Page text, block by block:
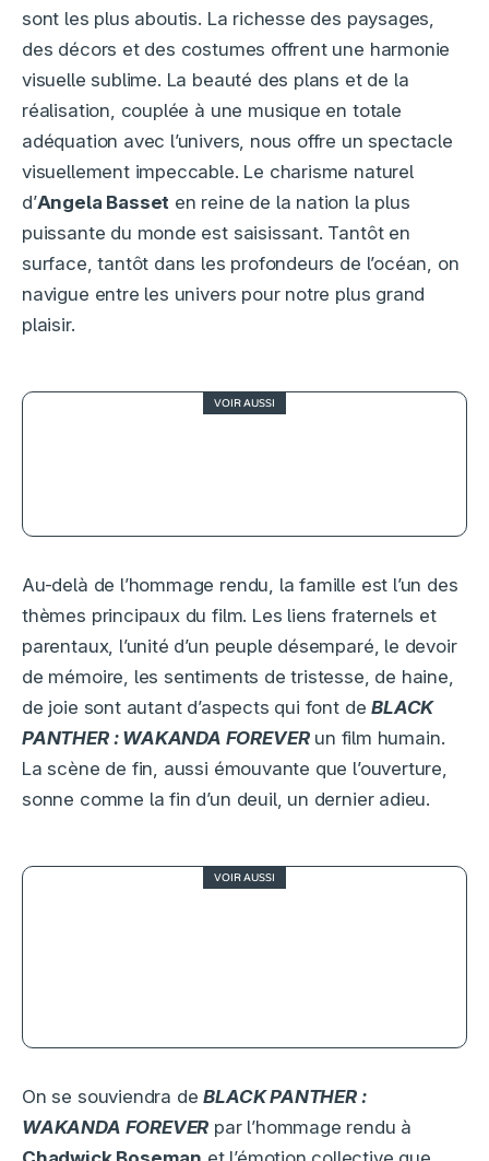
sont les plus aboutis. La richesse des paysages,
des décors et des costumes offrent une harmonie
visuelle sublime. La beauté des plans et de la
réalisation, couplée à une musique en totale
adéquation avec l’univers, nous offre un spectacle
visuellement impeccable. Le charisme naturel
d’Angela Basset en reine de la nation la plus
puissante du monde est saisissant. Tantôt en
surface, tantôt dans les profondeurs de l’océan, on
navigue entre les univers pour notre plus grand
plaisir.
VOIR AUSSI
Au-delà de l’hommage rendu, la famille est l’un des
thèmes principaux du film. Les liens fraternels et
parentaux, l’unité d’un peuple désemparé, le devoir
de mémoire, les sentiments de tristesse, de haine,
de joie sont autant d’aspects qui font deBLACK
PANTHER : WAKANDA FOREVERun film humain.
La scène de fin, aussi émouvante que l’ouverture,
sonne comme la fin d’un deuil, un dernier adieu.
VOIR AUSSI
On se souviendra deBLACK PANTHER :
WAKANDA FOREVER par l’hommage rendu à